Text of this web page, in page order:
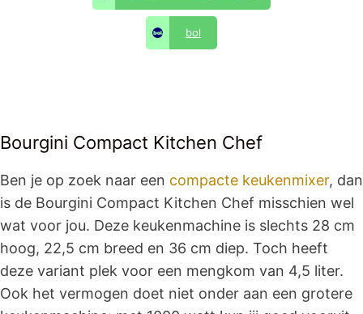
bol
Bourgini Compact Kitchen Chef
Ben je op zoek naar een compacte keukenmixer, dan
is de Bourgini Compact Kitchen Chef misschien wel
wat voor jou. Deze keukenmachine is slechts 28 cm
hoog, 22,5 cm breed en 36 cm diep. Toch heeft
deze variant plek voor een mengkom van 4,5 liter.
Ook het vermogen doet niet onder aan een grotere